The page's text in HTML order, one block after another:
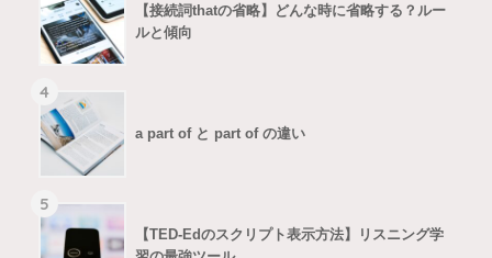
【接続詞thatの省略】どんな時に省略する？ルー
ルと傾向
4
a part of と part of の違い
5
【TED-Edのスクリプト表示方法】リスニング学